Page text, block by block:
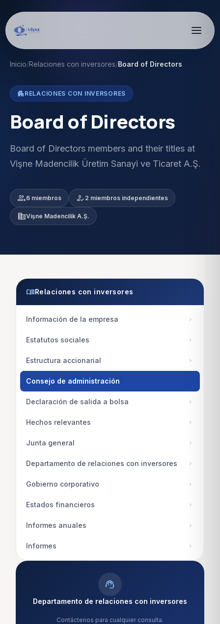
Inicio/Relaciones con inversores/Board of Directors
apartment RELACIONES CON INVERSORES
Board of Directors
Board of Directors members and their titles at
Vişne Madencilik Üretim Sanayi ve Ticaret A.Ş.
group6 miembros how_to_reg 2 miembros independientes
corporate_fareVişne Madencilik A.Ş.
menu_bookRelaciones con inversores
Información de la empresa chevron_right
Estatutos sociales chevron_right
Estructura accionarial chevron_right
Consejo de administración
Declaración de salida a bolsa chevron_right
Hechos relevantes chevron_right
Junta general chevron_right
Departamento de relaciones con inversores chevron_right
Gobierno corporativo chevron_right
Estados financieros chevron_right
Informes anuales chevron_right
Informes chevron_right
support_agent
Departamento de relaciones con inversores
Contáctenos para cualquier consulta.